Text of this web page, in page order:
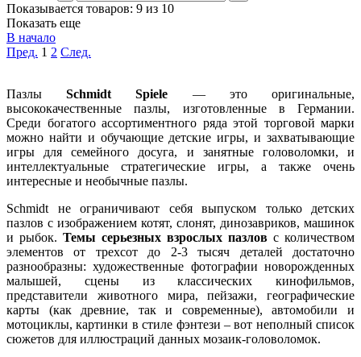
Показывается товаров: 9 из 10
Показать еще
В начало
Пред. 1 2 След.
ПазлыSchmidt Spiele — это оригинальные,
высококачественные пазлы, изготовленные в Германии.
Среди богатого ассортиментного ряда этой торговой марки
можно найти и обучающие детские игры, и захватывающие
игры для семейного досуга, и занятные головоломки, и
интеллектуальные стратегические игры, а также очень
интересные и необычные пазлы.
Schmidt не ограничивают себя выпуском только детских
пазлов с изображением котят, слонят, динозавриков, машинок
и рыбок. Темы серьезных взрослых пазлов с количеством
элементов от трехсот до 2-3 тысяч деталей достаточно
разнообразны: художественные фотографии новорожденных
малышей, сцены из классических кинофильмов,
представители животного мира, пейзажи, географические
карты (как древние, так и современные), автомобили и
мотоциклы, картинки в стиле фэнтези – вот неполный список
сюжетов для иллюстраций данных мозаик-головоломок.